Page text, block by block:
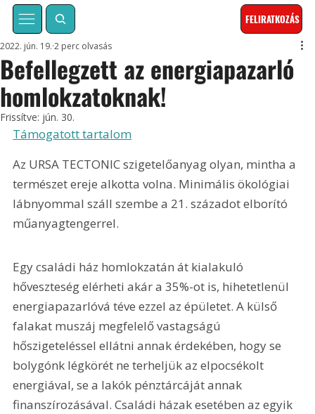
FELIRATKOZÁS
Befellegzett az energiapazarló
homlokzatoknak!
2022. jún. 19. 2 perc olvasás
Frissítve: jún. 30.
Támogatott tartalom
Az URSA TECTONIC szigetelőanyag olyan, mintha a
természet ereje alkotta volna. Minimális ökológiai
lábnyommal száll szembe a 21. századot elborító
műanyagtengerrel.
Egy családi ház homlokzatán át kialakuló
hőveszteség elérheti akár a 35%-ot is, hihetetlenül
energiapazarlóvá téve ezzel az épületet. A külső
falakat muszáj megfelelő vastagságú
hőszigeteléssel ellátni annak érdekében, hogy se
bolygónk légkörét ne terheljük az elpocsékolt
energiával, se a lakók pénztárcáját annak
finanszírozásával. Családi házak esetében az egyik